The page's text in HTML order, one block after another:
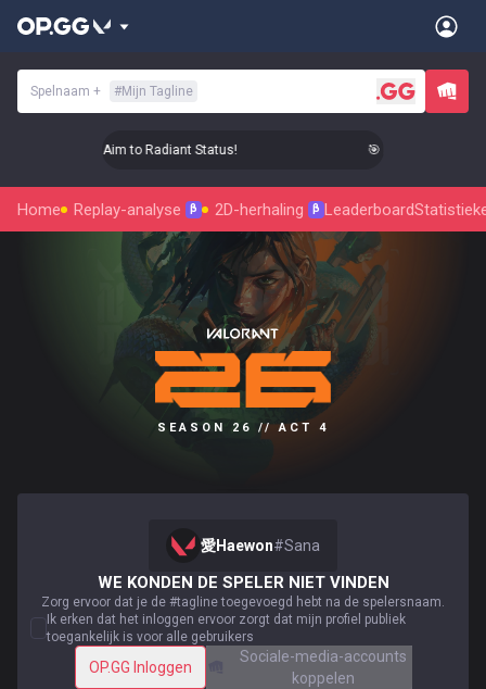
Spelnaam + #Mijn Tagline
Level Up Your Aim to Radiant Status! 🎯 Level Up Your
Home Replay-analyse β 2D-herhaling β Leaderboard
SEASON 26 // ACT 4
愛Haewon#Sana
WE KONDEN DE SPELER NIET VINDEN
Zorg ervoor dat je de #tagline toegevoegd hebt na de spelersnaam.
Ik erken dat het inloggen ervoor zorgt dat mijn profiel publiek
toegankelijk is voor alle gebruikers
OP.GG Inloggen
Sociale-media-accounts
koppelen